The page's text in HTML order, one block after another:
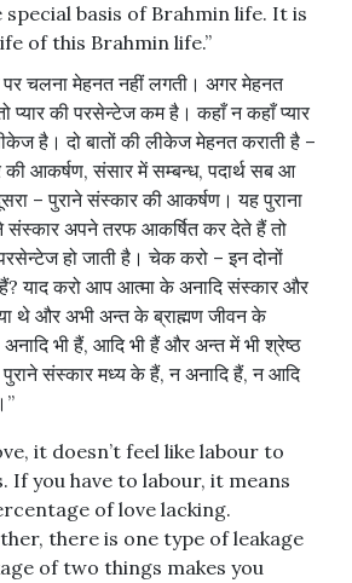
special basis of Brahmin life. It is
of this Brahmin life.”
पर चलना मेहनत नहीं लगती। अगर मेहनत
प्यार की परसेन्टेज कम है। कहाँ न कहाँ प्यार
है। दो बातों की लीकेज मेहनत कराती है –
की आकर्षण, संसार में सम्बन्ध, पदार्थ सब आ
– पुराने संस्कार की आकर्षण। यह पुराना
संस्कार अपने तरफ आकर्षित कर देते हैं तो
परसेन्टेज हो जाती है। चेक करो – इन दोनों
याद करो आप आत्मा के अनादि संस्कार और
थे और अभी अन्त के ब्राह्मण जीवन के
भी हैं, आदि भी हैं और अन्त में भी श्रेष्ठ
संस्कार मध्य के हैं, न अनादि हैं, न आदि
it doesn’t feel like labour to
you have to labour, it means
of love lacking.
there is one type of leakage
of two things makes you